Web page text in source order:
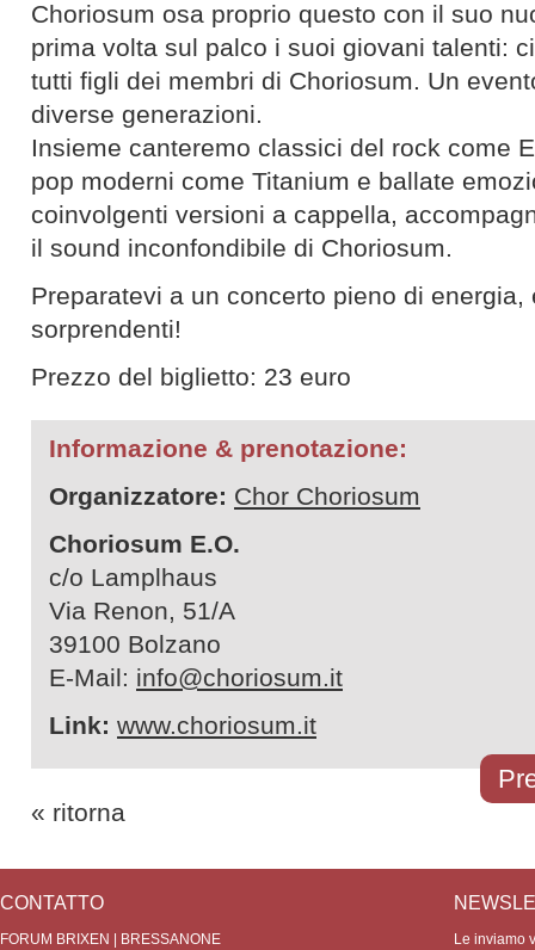
Choriosum osa proprio questo con il suo
prima volta sul palco i suoi giovani talenti:
tutti figli dei membri di Choriosum. Un
diverse generazioni.
Insieme canteremo classici del rock come
pop moderni come Titanium e ballate
coinvolgenti versioni a cappella,
il sound inconfondibile di Choriosum.
Preparatevi a un concerto pieno di
sorprendenti!
Prezzo del biglietto: 23 euro
Informazione & prenotazione:
Organizzatore: Chor Choriosum
Choriosum E.O.
c/o Lamplhaus
Via Renon, 51/A
39100 Bolzano
E-Mail: info@choriosum.it
Link: www.choriosum.it
« ritorna
CONTATTO
FORUM BRIXEN | BRESSANONE Le inviamo